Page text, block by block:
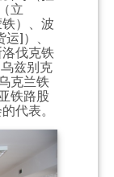
立
）、波
]）、
伐克铁
兹别克
克兰铁
铁路股
代表。